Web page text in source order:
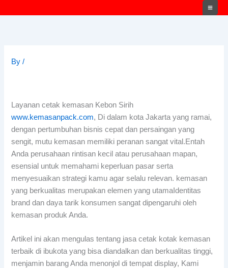
to
By/
Layanan cetak kemasan Kebon Sirih
www.kemasanpack.com, Di dalam kota Jakarta yang ramai,
dengan pertumbuhan bisnis cepat dan persaingan yang
sengit, mutu kemasan memiliki peranan sangat vital.Entah
Anda perusahaan rintisan kecil atau perusahaan mapan,
esensial untuk memahami keperluan pasar serta
menyesuaikan strategi kamu agar selalu relevan. kemasan
yang berkualitas merupakan elemen yang utamaIdentitas
brand dan daya tarik konsumen sangat dipengaruhi oleh
kemasan produk Anda.
Artikel ini akan mengulas tentang jasa cetak kotak kemasan
terbaik di ibukota yang bisa diandalkan dan berkualitas tinggi,
menjamin barang Anda menonjol di tempat display, Kami